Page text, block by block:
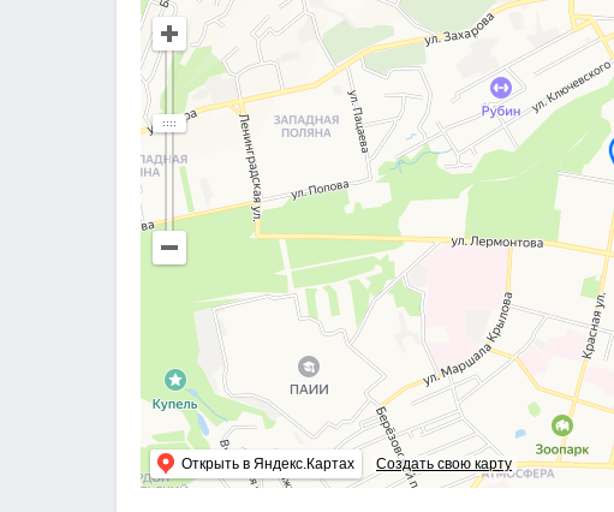
Открыть в Яндекс.Картах Создать свою карту